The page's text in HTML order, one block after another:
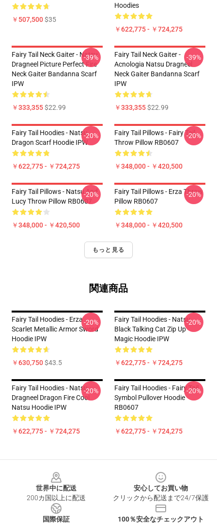
￥507,500$35
Hoodies
￥622,775 - ￥724,275
Fairy Tail Neck Gaiter - Natsu
Dragneel Picture Perfect Fire
Neck Gaiter Bandanna Scarf
IPW
￥333,355$22.99
-39%
Fairy Tail Neck Gaiter -
Acnologia Natsu Dragneel
Neck Gaiter Bandanna Scarf
IPW
￥333,355$22.99
-39%
Fairy Tail Hoodies - Natsu
Dragon Scarf Hoodie IPW
￥622,775 - ￥724,275
-20%
Fairy Tail Pillows - Fairy Tail
Throw Pillow RB0607
￥348,000 - ￥420,500
-20%
Fairy Tail Pillows - Natsu And
Lucy Throw Pillow RB0607
￥348,000 - ￥420,500
-20%
Fairy Tail Pillows - Erza Throw
Pillow RB0607
￥348,000 - ￥420,500
-20%
もっと見る
関連商品
Fairy Tail Hoodies - Erza
Scarlet Metallic Armor Sword
Hoodie IPW
￥630,750$43.5
-20%
Fairy Tail Hoodies - Natsu
Black Talking Cat Zip Up
Magic Hoodie IPW
￥622,775 - ￥724,275
-20%
Fairy Tail Hoodies - Natsu
Dragneel Dragon Fire Cool
Natsu Hoodie IPW
￥622,775 - ￥724,275
-20%
Fairy Tail Hoodies - Fairy Tail
Symbol Pullover Hoodie
RB0607
￥622,775 - ￥724,275
-20%
世界中に配送
200カ国以上に配送
安心してお買い物
クリックから配送まで24/7保護
国際保証
100％安全なチェックアウト